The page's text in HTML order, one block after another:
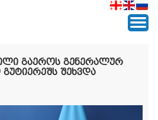
გაეროს გენერალურ
შეხვდა